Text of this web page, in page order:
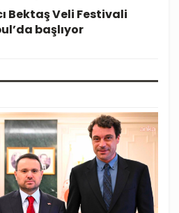
Bektaş Veli Festivali
başlıyor